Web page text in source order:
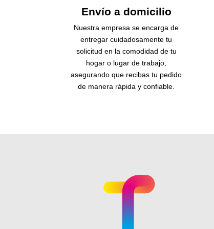
Envío a domicilio
Nuestra empresa se encarga de
entregar cuidadosamente tu
solicitud en la comodidad de tu
hogar o lugar de trabajo,
asegurando que recibas tu pedido
de manera rápida y confiable.